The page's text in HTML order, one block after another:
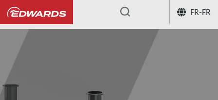
FR-FR
... Entretien des pompes à vide à spirale